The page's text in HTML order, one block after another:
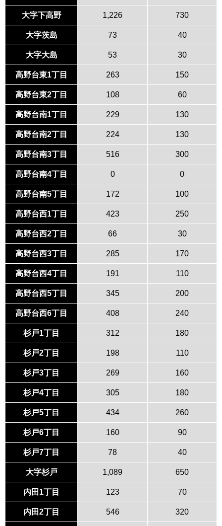
大字下高野 1,226 730
大字茨島 73 40
大字大島 53 30
高野台東1丁目 263 150
高野台東2丁目 108 60
高野台南1丁目 229 130
高野台南2丁目 224 130
高野台南3丁目 516 300
高野台南4丁目 0 0
高野台南5丁目 172 100
高野台西1丁目 423 250
高野台西2丁目 66 30
高野台西3丁目 285 170
高野台西4丁目 191 110
高野台西5丁目 345 200
高野台西6丁目 408 240
杉戸1丁目 312 180
杉戸2丁目 198 110
杉戸3丁目 269 160
杉戸4丁目 305 180
杉戸5丁目 434 260
杉戸6丁目 160 90
杉戸7丁目 78 40
大字杉戸 1,089 650
内田1丁目 123 70
内田2丁目 546 320